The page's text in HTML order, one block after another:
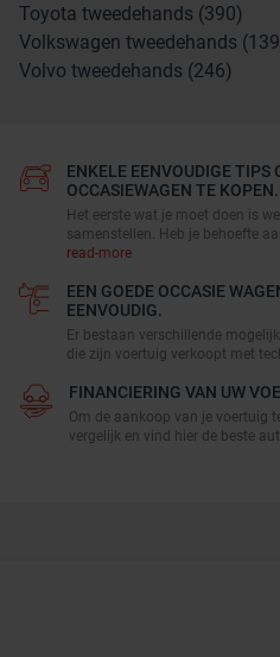
Toyota tweedehands (390)
Volkswagen tweedehands
Volvo tweedehands (246)
ENKELE EENVOUDIGE
OCCASIEWAGEN TE KOPEN.
Het eerste wat je moet doen is
samenstellen. Heb je behoefte
read-more
EEN GOEDE OCCASIE
EENVOUDIG.
Er bestaan verschillende
die zijn voertuig verkoopt met
FINANCIERING VAN UW
Om de aankoop van je voertuig
vergelijk en vind hier de beste